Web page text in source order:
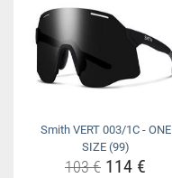
Smith VERT 003/1C - ONE
SIZE (99)
103 € 114 €